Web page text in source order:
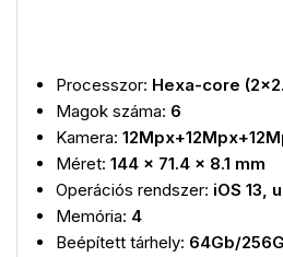
Processzor: Hexa-core
Magok száma: 6
Kamera:
Méret: 144 x 71.4 x 8.1 mm
Operációs rendszer: iOS 13,
Memória: 4
Beépített tárhely: 64Gb/